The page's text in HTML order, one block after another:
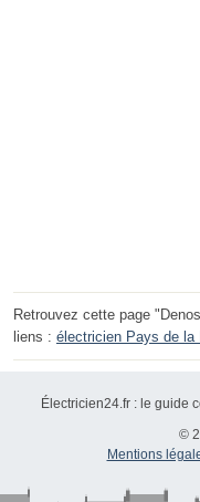
Retrouvez cette page
liens : électricien Pays de la
Électricien24.fr : le guide
©
Mentions